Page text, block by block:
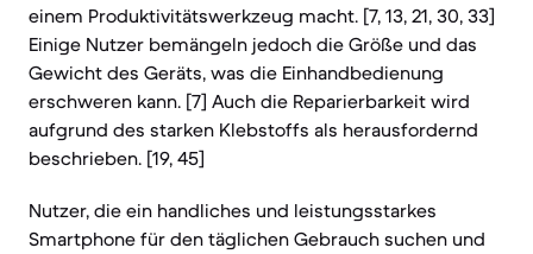
einem Produktivitätswerkzeug macht. [7, 13, 21, 30, 33]
Einige Nutzer bemängeln jedoch die Größe und das
Gewicht des Geräts, was die Einhandbedienung
erschweren kann. [7] Auch die Reparierbarkeit wird
aufgrund des starken Klebstoffs als herausfordernd
beschrieben. [19, 45]
Nutzer, die ein handliches und leistungsstarkes
Smartphone für den täglichen Gebrauch suchen und